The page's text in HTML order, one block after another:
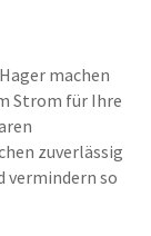
machen
Strom für Ihre
zuverlässig
vermindern so